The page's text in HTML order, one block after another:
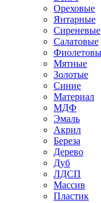
Ореховые
Янтарные
Сиреневые
Салатовые
Мятные
Золотые
Синие
Материал
МДФ
Эмаль
Акрил
Береза
Дерево
Дуб
ЛДСП
Массив
Пластик